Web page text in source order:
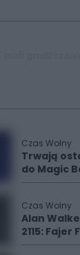
Czas Wolny
Trwają
do Magic
Czas Wolny
Alan
2115: